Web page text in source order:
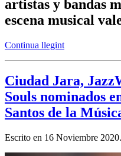
artistas y bandas
escena musical
Continua llegint
Ciudad Jara,
Souls nominados
Santos de la
Escrito en 16 Noviembre 2020.